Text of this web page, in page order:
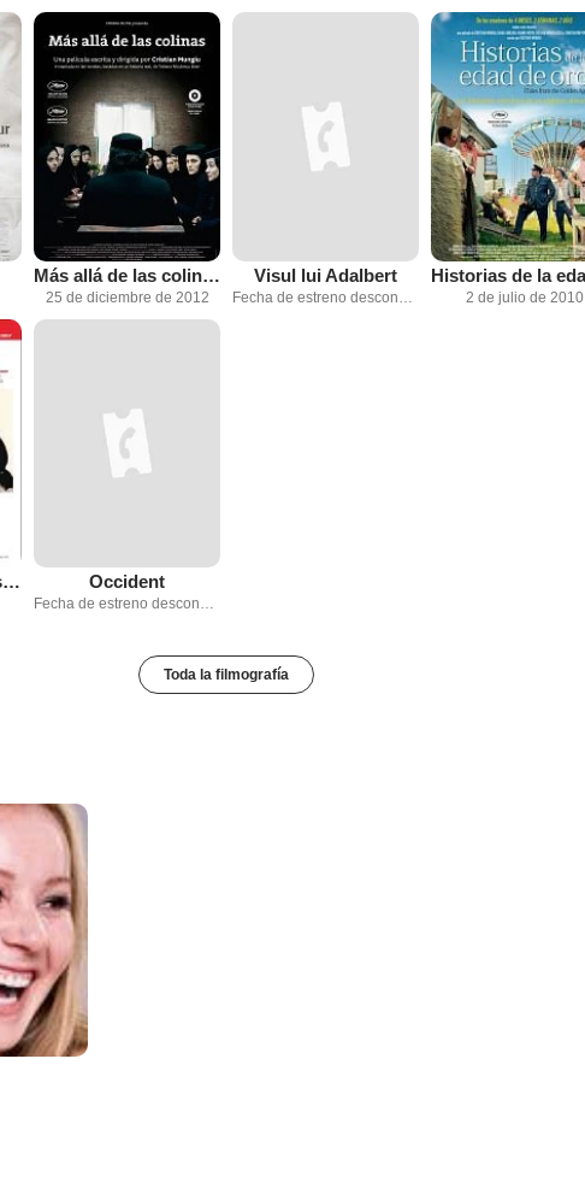
Más allá de las colinas
25 de diciembre de 2012
Visul lui Adalbert
2 de julio de 2010
4 meses, 3 semanas, 2 días Occident
Fecha de estreno desconocida
Toda la filmografía